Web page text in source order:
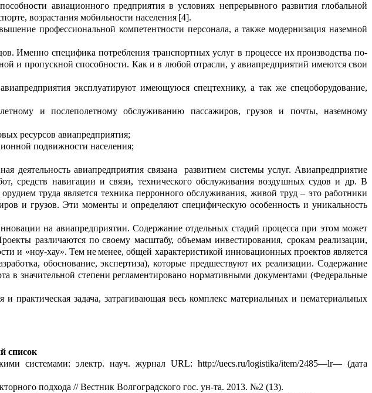
авиационного предприятияв условиях непрерывного развития глобальной
возрастания мобильности населения [4].
профессиональной компетентности персонала, а такжемодернизация наземной
Именно специфика потребления транспортных услуг в процессе их производства по-
и пропускной способности. Как и в любой отрасли, у авиапредприятий имеются свои
ятия эксплуатируют имеющуюся спецтехнику, а так же спецоборудование,
и послеполетному обслуживанию пассажиров, грузов и почты, наземному
ресурсов авиапредприятия;
подвижности населения;
деятельность авиапредприятия связана развитием системы услуг. Авиапредприятие
средств навигации и связи, технического обслуживания воздушных судов и др.В
труда является техника перронного обслуживания, живой труд – это работники
и грузов. Эти моменты и определяют специфическую особенность и уникальность
на авиапредприятии. Содержание отдельных стадий процесса при этом может
различаются по своему масштабу, объемам инвестирования, срокам реализации,
и «ноу-хау». Тем неменее, общей характеристикой инновационных проектов является
обоснование, экспертиза), которые предшествуют их реализации. Содержание
в значительной степени регламентировано нормативными документами (Федеральные
и практическая задача,затрагивающая весь комплекс материальных и нематериальных
список
системами:электр.науч. журнал URL: http://uecs.ru/logistika/item/2485—lr— (дата
подхода // Вестник Волгоградского гос. ун-та. 2013. №2 (13).